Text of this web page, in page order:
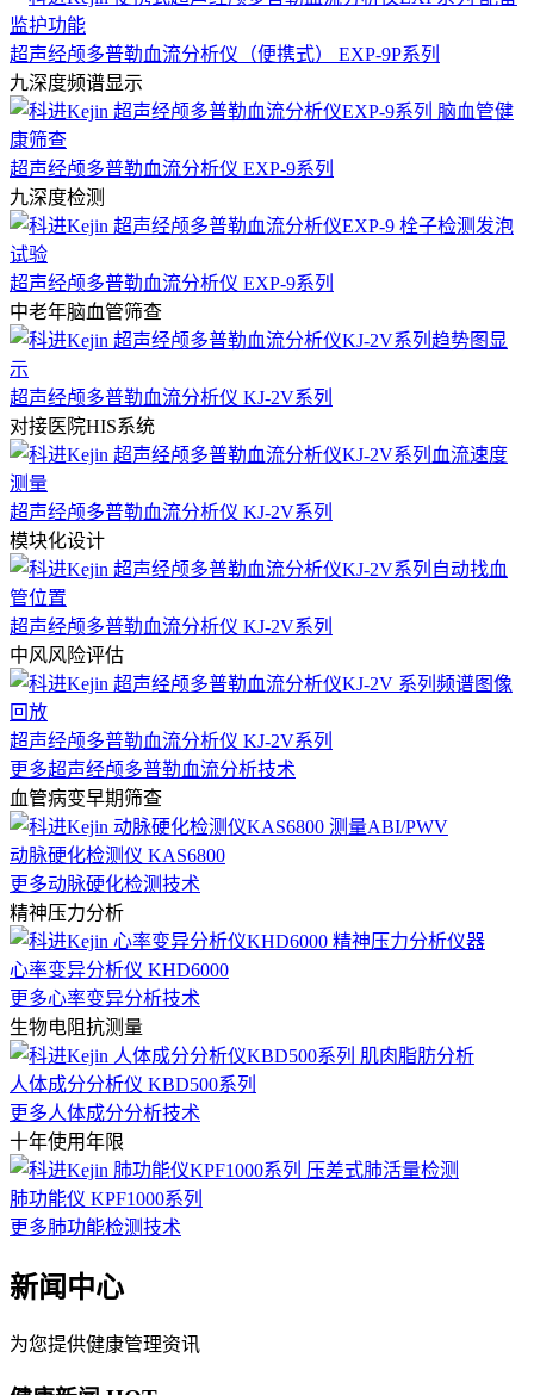
超声经颅多普勒血流分析仪（便携式） EXP-9P系列
九深度频谱显示
超声经颅多普勒血流分析仪 EXP-9系列
九深度检测
超声经颅多普勒血流分析仪 EXP-9系列
中老年脑血管筛查
超声经颅多普勒血流分析仪 KJ-2V系列
对接医院HIS系统
超声经颅多普勒血流分析仪 KJ-2V系列
模块化设计
超声经颅多普勒血流分析仪 KJ-2V系列
中风风险评估
超声经颅多普勒血流分析仪 KJ-2V系列
更多超声经颅多普勒血流分析技术
血管病变早期筛查
动脉硬化检测仪 KAS6800
更多动脉硬化检测技术
精神压力分析
心率变异分析仪 KHD6000
更多心率变异分析技术
生物电阻抗测量
人体成分分析仪 KBD500系列
更多人体成分分析技术
十年使用年限
肺功能仪 KPF1000系列
更多肺功能检测技术
新闻中心
为您提供健康管理资讯